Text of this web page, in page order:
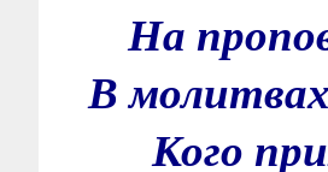
На
В
Кого